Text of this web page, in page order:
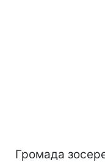
Громада